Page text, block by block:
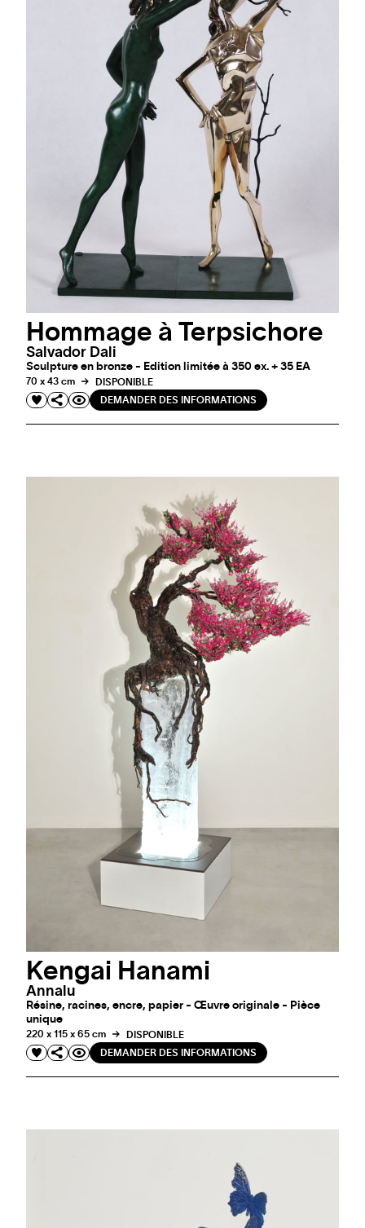
Hommage à Terpsichore
Salvador Dali
Sculpture en bronze - Edition limitée à 350 ex. + 35 EA
70 x 43 cm
DISPONIBLE
DEMANDER DES INFORMATIONS
Kengai Hanami
Annalu
Résine, racines, encre, papier - Œuvre originale - Pièce
unique
220 x 115 x 65 cm
DISPONIBLE
DEMANDER DES INFORMATIONS